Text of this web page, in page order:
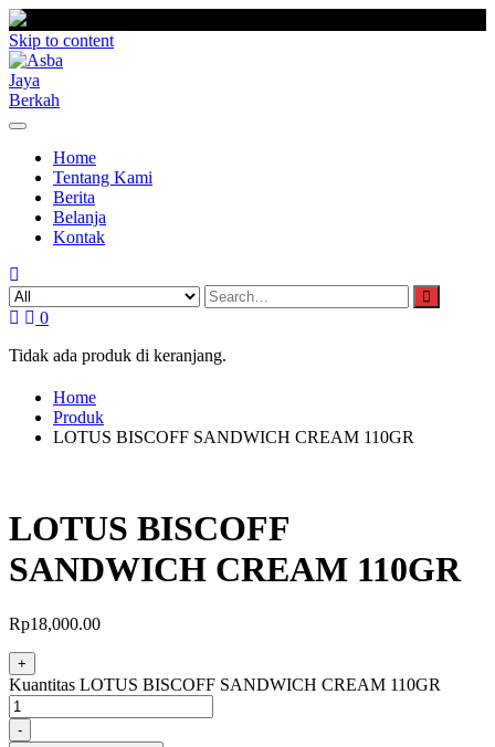
Skip to content
Home
Tentang Kami
Berita
Belanja
Kontak
0
Tidak ada produk di keranjang.
Home
Produk
LOTUS BISCOFF SANDWICH CREAM 110GR
LOTUS BISCOFF
SANDWICH CREAM 110GR
Rp18,000.00
+
Kuantitas LOTUS BISCOFF SANDWICH CREAM 110GR
-